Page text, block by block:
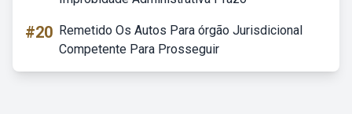
#20 Remetido Os Autos Para órgão Jurisdicional
Competente Para Prosseguir